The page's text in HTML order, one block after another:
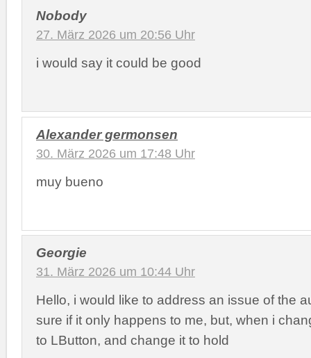
Nobody
27. März 2026 um 20:56 Uhr
i would say it could be good
Alexander germonsen
30. März 2026 um 17:48 Uhr
muy bueno
Georgie
31. März 2026 um 10:44 Uhr
Hello, i would like to address an issue of the
sure if it only happens to me, but, when i
to LButton, and change it to hold